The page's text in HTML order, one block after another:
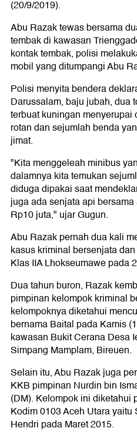
(20/9/2019).
Abu Razak tewas bersama
tembak di kawasan
kontak tembak, polisi
mobil yang ditumpangi Abu
Polisi menyita bendera
Darussalam, baju jubah, dua
terbuat kuningan
rotan dan sejumlah benda
jimat.
"Kita menggeleah minibus
dalamnya kita temukan
diduga dipakai saat
juga ada senjata api
Rp10 juta," ujar Gugun.
Abu Razak pernah dua kali
kasus kriminal bersenjata
Klas IIA Lhokseumawe pada
Dua tahun buron, Razak
pimpinan kelompok kriminal
kelompoknya diketahui
bernama Baital pada Kamis
kawasan Bukit Cerana Desa
Simpang Mamplam, Bireuen.
Selain itu, Abu Razak juga
KKB pimpinan Nurdin bin
(DM). Kelompok ini diketahui
Kodim 0103 Aceh Utara
Hendri pada Maret 2015.